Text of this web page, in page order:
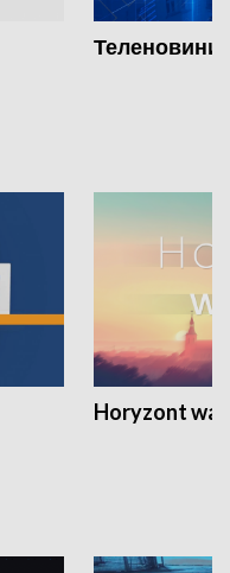
Теленовини
Horyzont